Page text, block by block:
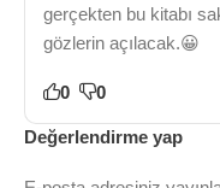
gerçekten bu kitabı
gözlerin açılacak.😀
0 0
Değerlendirme yap